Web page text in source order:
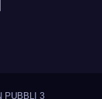
PUBBLI 3